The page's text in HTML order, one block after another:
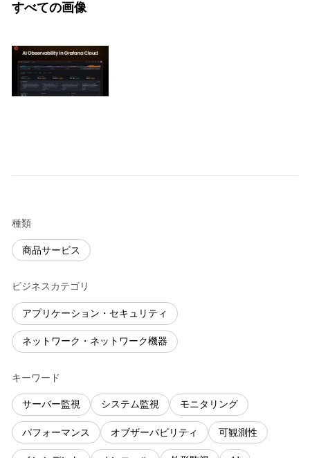
すべての画像
種類
商品サービス
ビジネスカテゴリ
アプリケーション・セキュリティ
ネットワーク・ネットワーク機器
キーワード
サーバー監視 システム監視 モニタリング
パフォーマンス オブザーバビリティ 可観測性